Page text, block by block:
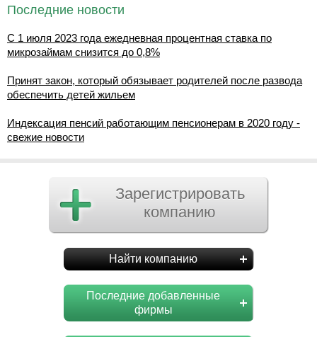
Последние новости
С 1 июля 2023 года ежедневная процентная ставка по
микрозаймам снизится до 0,8%
Принят закон, который обязывает родителей после развода
обеспечить детей жильем
Индексация пенсий работающим пенсионерам в 2020 году -
свежие новости
Зарегистрировать
компанию
Найти компанию
Последние добавленные
фирмы